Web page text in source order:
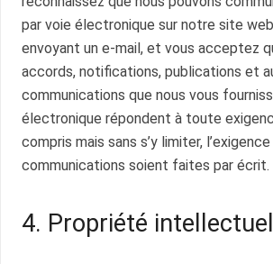
par voie électronique sur notre site
envoyant un e-mail, et vous acceptez
accords, notifications, publications et
communications que nous vous
électronique répondent à toute
compris mais sans s’y limiter,
communications soient faites par écrit.
4. Propriété